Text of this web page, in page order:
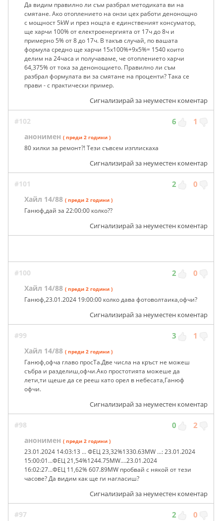
Да видим правилно ли съм разбрал методиката ви на
смятане. Ако отоплението на онзи цех работи денонощно
с мощност 5kW и през нощта е единственият консуматор,
ще харчи 100% от електроенергията от 17ч до 8ч и
примерно 5% от 8 до 17ч. В такъв случай, по вашата
формула средно ще харчи 15х100%+9х5%= 1540 които
делим на 24часа и получаваме, че отоплението харчи
64,375% от тока за денонощието. Правилно ли съм
разбрал формулата ви за смятане на проценти? Така се
прави - с практически пример.
Сигнализирай за неуместен коментар
#102 6 1
анонимен ( преди 2 години )
80 хилки за ремонт?! Тези съвсем изплискаха
Сигнализирай за неуместен коментар
#101 2 0
Хайл 14/88 ( преди 2 години )
Ганюф,дай за 22:00:00 колко??
Сигнализирай за неуместен коментар
#100 2 0
Хайл 14/88 ( преди 2 години )
Ганюф,23.01.2024 19:00:00 колко дава фотоволтаика,офчи?
Сигнализирай за неуместен коментар
#99 3 1
Хайл 14/88 ( преди 2 години )
Ганюф,офча главо просТа.Две числа на кръст не можеш
събра и разделиш,офчи.Ако простотията можеше да
лети,ти щеше да се рееш като орел в небесата,Ганюф
офчи.
Сигнализирай за неуместен коментар
#98 0 2
анонимен ( преди 2 години )
23.01.2024 14:03:13 ... ФЕЦ 23,32%1330.63MW ...: 23.01.2024
15:00:01...ФЕЦ 21,54%1244.75MW....23.01.2024
16:02:27...ФЕЦ 11,62% 607.89MW пробвай с някой от тези
часове? Да видим как ще ги нагласиш?
Сигнализирай за неуместен коментар
#97 2 0